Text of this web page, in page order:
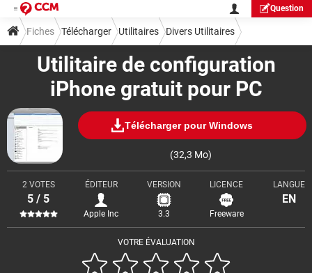
Question
Utilitaire de configuration
iPhone gratuit pour PC
Télécharger pour Windows
(32,3 Mo)
VOTRE ÉVALUATION
2 VOTES
5 / 5
ÉDITEUR
Apple Inc
VERSION
3.3
LICENCE
Freeware
LANGUE
EN
Fiches Télécharger Utilitaires Divers Utilitaires